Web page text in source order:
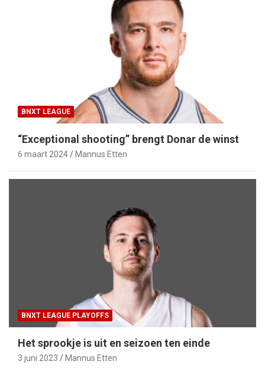
BNXT LEAGUE
“Exceptional shooting” brengt Donar de winst
6 maart 2024 Mannus Etten
BNXT LEAGUE PLAYOFFS
Het sprookje is uit en seizoen ten einde
3 juni 2023 Mannus Etten